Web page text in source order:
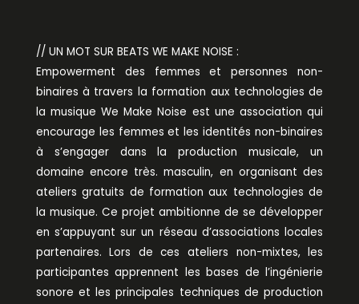
// UN MOT SUR BEATS WE MAKE NOISE :
Empowerment des femmes et personnes non-
binaires à travers la formation aux technologies de
la musique We Make Noise est une association qui
encourage les femmes et les identités non-binaires
à s’engager dans la production musicale, un
domaine encore très. masculin, en organisant des
ateliers gratuits de formation aux technologies de
la musique. Ce projet ambitionne de se développer
en s’appuyant sur un réseau d’associations locales
partenaires. Lors de ces ateliers non-mixtes, les
participantes apprennent les bases de l’ingénierie
sonore et les principales techniques de production